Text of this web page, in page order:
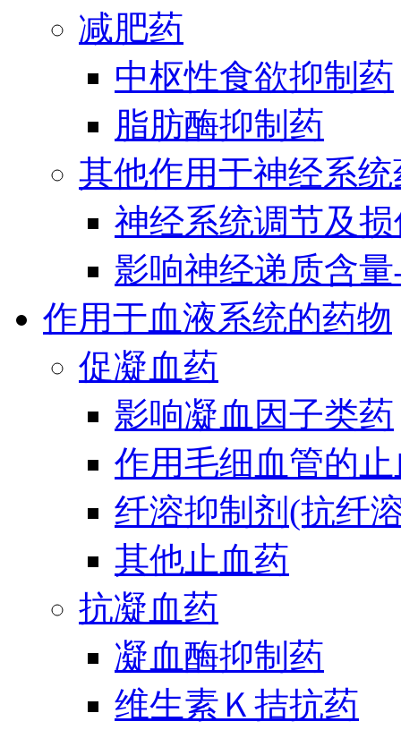
减肥药
中枢性食欲抑制药
脂肪酶抑制药
其他作用于神经系统
神经系统调节及
影响神经递质含
作用于血液系统的药物
促凝血药
影响凝血因子类药
作用毛细血管的
纤溶抑制剂(抗纤
其他止血药
抗凝血药
凝血酶抑制药
维生素Ｋ拮抗药